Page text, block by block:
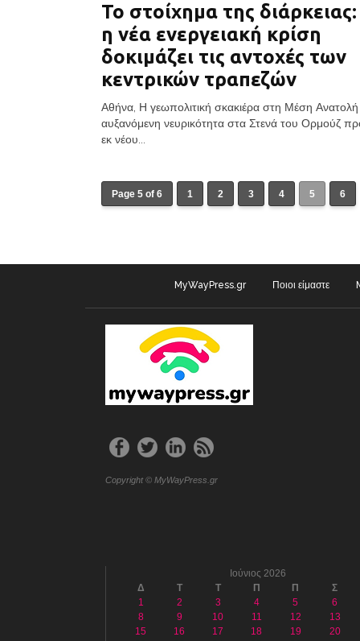
Το στοίχημα της
η νέα ενεργειακή κρίση
δοκιμάζει τις αντοχές των
κεντρικών τραπεζών
Αθήνα, Η γεωπολιτική σκακιέρα στη Μέση Ανατολή
αυξανόμενη νευρικότητα στα Στενά του Ορμούζ
εκ νέου...
Page 5 of 6 1 2 3 4 5 6
MyWayPress.gr Ποιοι είμαστε
Copyright © MyWayPress.gr
Ιούνιος 2026
Δ
Τ Τ Π Π
Σ
1
2 3 4 5
6
8
9 10 11 12
13
15
16 17 18 19
20